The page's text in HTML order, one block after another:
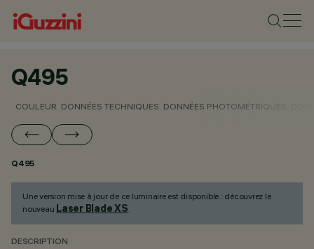
Q495
COULEUR DONNÉES TECHNIQUES DONNÉES PHOTOMÉTRIQUES
Q495
Une version mise à jour de ce luminaire est disponible : découvrez le
nouveau Laser Blade XS.
DESCRIPTION